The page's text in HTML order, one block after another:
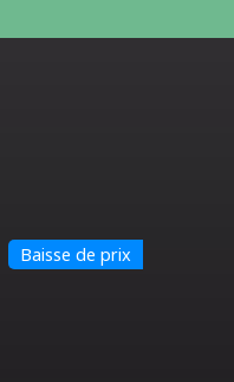
Nouveauté